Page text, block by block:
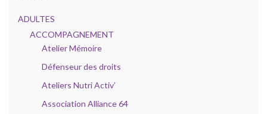
ADULTES
ACCOMPAGNEMENT
Atelier Mémoire
Défenseur des droits
Ateliers Nutri Activ’
Association Alliance 64